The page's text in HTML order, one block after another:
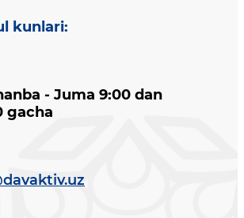
kunlari:
- Juma 9:00 dan
gacha